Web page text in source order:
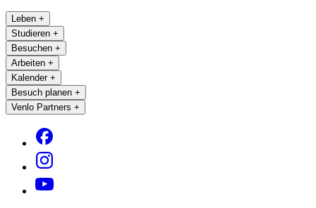
Leben +
Studieren +
Besuchen +
Arbeiten +
Kalender +
Besuch planen +
Venlo Partners +